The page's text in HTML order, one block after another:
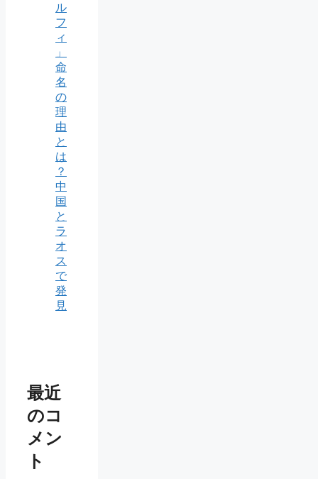
ル
フ
ィ
」
命
名
の
理
由
と
は
？
中
国
と
ラ
オ
ス
で
発
見
最近
のコ
メン
ト